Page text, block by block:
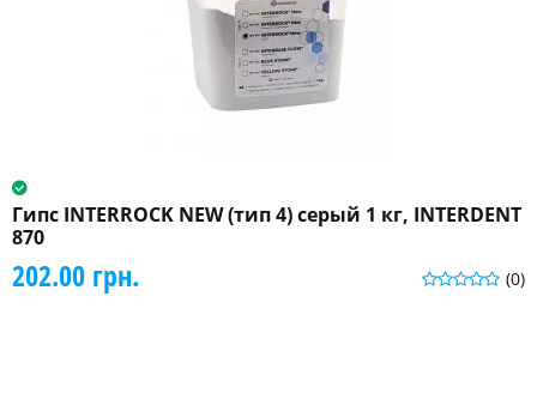
Гипс INTERROCK NEW (тип 4) серый 1 кг, INTERDENT
870
(0)
202.00 грн.